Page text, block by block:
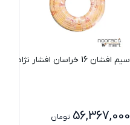
سیم افشان 16 خراسان افشار نژاد کلاف 100 متری
56,367,000 تومان